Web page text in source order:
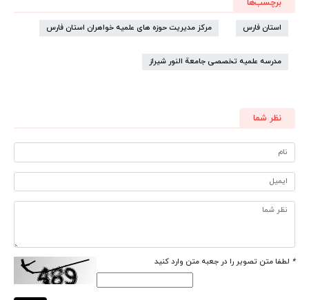
برچسب‌ها
استان فارس مرکز مدیریت حوزه های علمیه خواهران استان فارس
مدرسه علمیه تخصصی جامعة النور شیراز
نظر شما
* لطفا متن تصویر را در جعبه متن وارد کنید